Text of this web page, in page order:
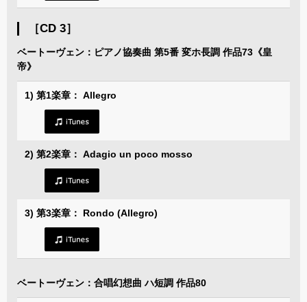
［CD 3］
ベートーヴェン：ピアノ協奏曲 第5番 変ホ長調 作品73《皇
帝》
1) 第1楽章： Allegro
2) 第2楽章： Adagio un poco mosso
3) 第3楽章： Rondo (Allegro)
ベートーヴェン：合唱幻想曲 ハ短調 作品80